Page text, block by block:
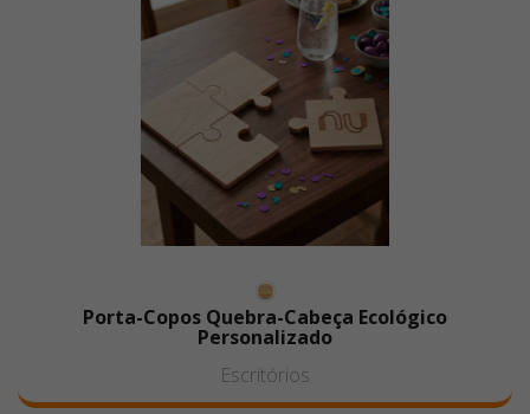
Porta-Copos Quebra-Cabeça Ecológico
Personalizado
Escritórios